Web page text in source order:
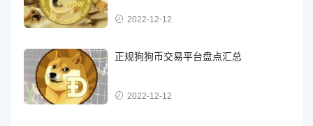
2022-12-12
正规狗狗币交易平台盘点汇总
2022-12-12